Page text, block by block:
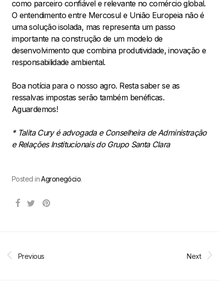
como parceiro confiável e relevante no comércio global.
O entendimento entre Mercosul e União Europeia não é
uma solução isolada, mas representa um passo
importante na construção de um modelo de
desenvolvimento que combina produtividade, inovação e
responsabilidade ambiental.
Boa notícia para o nosso agro. Resta saber se as
ressalvas impostas serão também benéficas.
Aguardemos!
* Talita Cury é advogada e Conselheira de Administração
e Relações Institucionais do Grupo Santa Clara
Posted inAgronegócio.
Previous Next